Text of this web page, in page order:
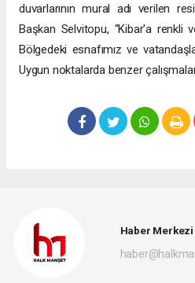
duvarlarının mural adı verilen
Başkan Selvitopu, “Kibar'a renkli
Bölgedeki esnafımız ve
Uygun noktalarda benzer
Haber Merkezi